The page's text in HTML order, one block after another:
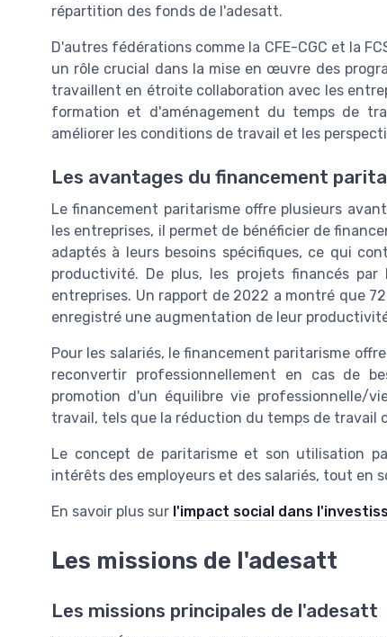
répartition des fonds de l'adesatt.
D'autres fédérations comme la CFE-CGC et la
un rôle crucial dans la mise en œuvre des
travaillent en étroite collaboration avec les
formation et d'aménagement du temps de
améliorer les conditions de travail et les
Les avantages du financement
Le financement paritarisme offre plusieurs
les entreprises, il permet de bénéficier de
adaptés à leurs besoins spécifiques, ce qui
productivité. De plus, les projets financés
entreprises. Un rapport de 2022 a montré que
enregistré une augmentation de leur productivité
Pour les salariés, le financement paritarisme
reconvertir professionnellement en cas de
promotion d'un équilibre vie professionnelle/
travail, tels que la réduction du temps de travail
Le concept de paritarisme et son utilisation
intérêts des employeurs et des salariés, tout en
En savoir plus sur l'impact social dans
Les missions de l'adesatt
Les missions principales de l'adesatt